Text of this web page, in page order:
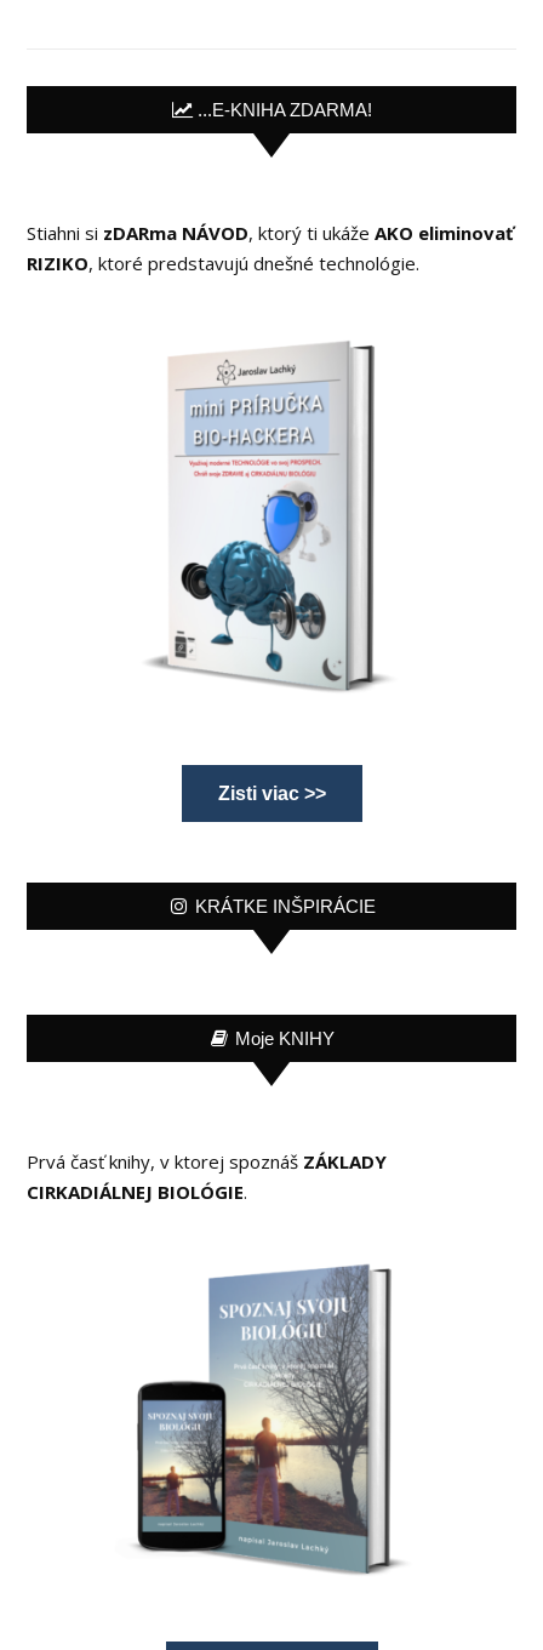
...E-KNIHA ZDARMA!
Stiahni si zDARma NÁVOD, ktorý ti ukážeAKO eliminovať
RIZIKO, ktoré predstavujú dnešné technológie.
Zisti viac >>
KRÁTKE INŠPIRÁCIE
Moje KNIHY
Prvá časť knihy, v ktorej spoznáš ZÁKLADY
CIRKADIÁLNEJ BIOLÓGIE.